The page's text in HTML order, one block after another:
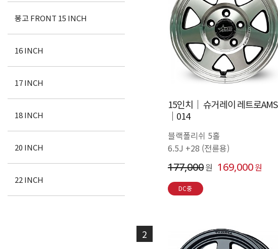
봉고 FRONT 15 INCH
16 INCH
17 INCH
18 INCH
20 INCH
22 INCH
15인치│ 슈거레이 레트로AMS
│014
블랙폴리쉬 5홀
6.5J +28 (전륜용)
177,000원 169,000원
DC중
2